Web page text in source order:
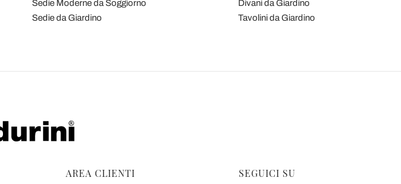
Sedie Moderne da Soggiorno
Sedie da Giardino
Divani da Giardino
Tavolini da Giardino
AREA CLIENTI SEGUICI SU